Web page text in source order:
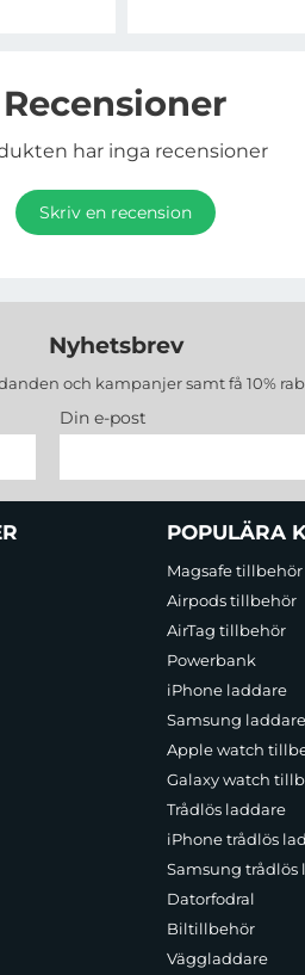
Recensioner
har inga recensioner
Skriv en recension
Nyhetsbrev
och kampanjer samt få 10%
Din e-post
POPULÄRA
Magsafe tillbehör
Airpods tillbehör
AirTag tillbehör
Powerbank
iPhone laddare
Samsung laddare
Apple watch
Galaxy watch
Trådlös laddare
iPhone trådlös
Samsung trådlös
Datorfodral
Biltillbehör
Väggladdare